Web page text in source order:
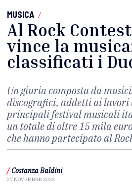
MUSICA /
Al Rock
vince la
classificati i
Un giuria composta da
discografici, addetti ai
principali festival musicali
un totale di oltre 15 mila
che hanno partecipato al
/ Costanza Baldini
27 NOVEMBRE 2023